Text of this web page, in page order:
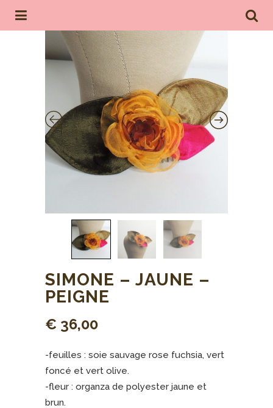
SIMONE – JAUNE –
PEIGNE
€ 36,00
-feuilles : soie sauvage rose fuchsia, vert
foncé et vert olive.
-fleur : organza de polyester jaune et
brun.